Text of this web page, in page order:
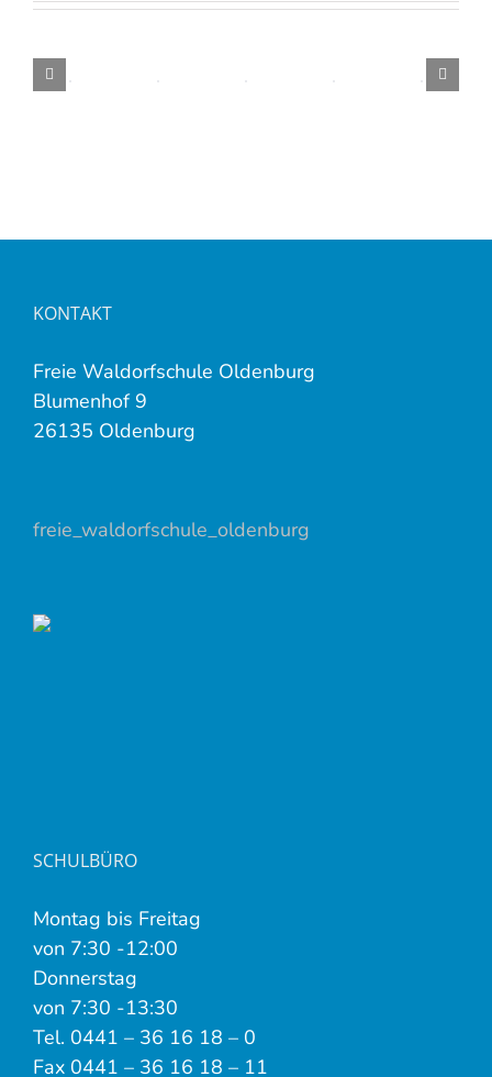
KONTAKT
Freie Waldorfschule Oldenburg
Blumenhof 9
26135 Oldenburg
freie_waldorfschule_oldenburg
SCHULBÜRO
Montag bis Freitag
von 7:30 -12:00
Donnerstag
von 7:30 -13:30
Tel. 0441 – 36 16 18 – 0
Fax 0441 – 36 16 18 – 11